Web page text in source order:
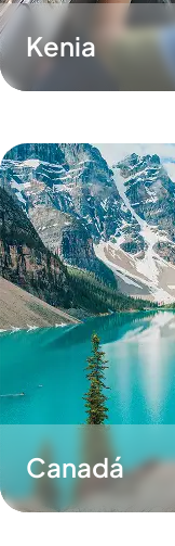
Kenia
Canadá